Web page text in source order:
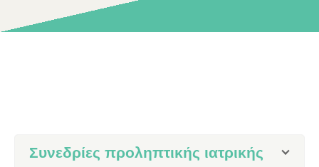
Συνεδρίες προληπτικής ιατρικής